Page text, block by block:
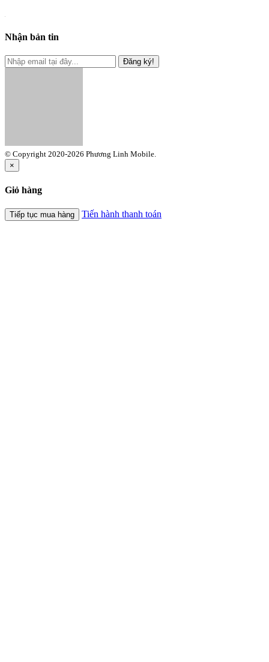
Nhận bản tin
Đăng ký!
© Copyright 2020-2026 Phương Linh Mobile.
×
Giỏ hàng
Tiếp tục mua hàng Tiến hành thanh toán